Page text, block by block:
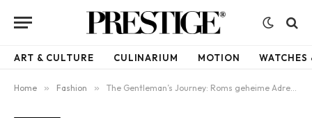
ART & CULTURE CULINARIUM MOTION WATCHES
Home » Fashion » The Gentleman’s Journey: Roms geheime Adressen für Männer mit Stil